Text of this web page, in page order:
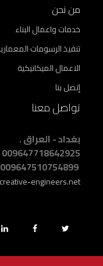
من نحن
خدمات واعمال البناء
تنفيذ الرسومات
الاعمال الميكانيكية
إتصل بنا
تواصل معنا
بغداد - العراق .
009647718642925
engineers.net